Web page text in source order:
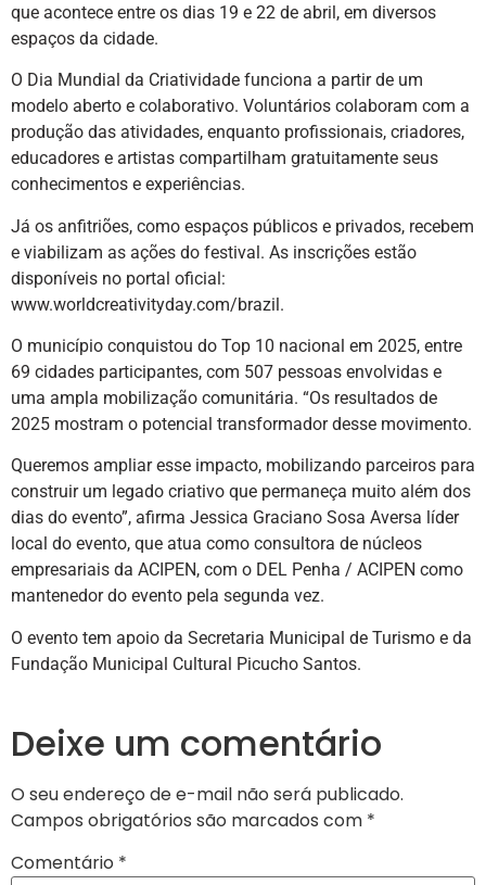
que acontece entre os dias 19 e 22 de abril, em diversos
espaços da cidade.
O Dia Mundial da Criatividade funciona a partir de um
modelo aberto e colaborativo. Voluntários colaboram com a
produção das atividades, enquanto profissionais, criadores,
educadores e artistas compartilham gratuitamente seus
conhecimentos e experiências.
Já os anfitriões, como espaços públicos e privados, recebem
e viabilizam as ações do festival. As inscrições estão
disponíveis no portal oficial:
www.worldcreativityday.com/brazil.
O município conquistou do Top 10 nacional em 2025, entre
69 cidades participantes, com 507 pessoas envolvidas e
uma ampla mobilização comunitária. “Os resultados de
2025 mostram o potencial transformador desse movimento.
Queremos ampliar esse impacto, mobilizando parceiros para
construir um legado criativo que permaneça muito além dos
dias do evento”, afirma Jessica Graciano Sosa Aversa líder
local do evento, que atua como consultora de núcleos
empresariais da ACIPEN, com o DEL Penha / ACIPEN como
mantenedor do evento pela segunda vez.
O evento tem apoio da Secretaria Municipal de Turismo e da
Fundação Municipal Cultural Picucho Santos.
Deixe um comentário
O seu endereço de e-mail não será publicado.
Campos obrigatórios são marcados com *
Comentário *